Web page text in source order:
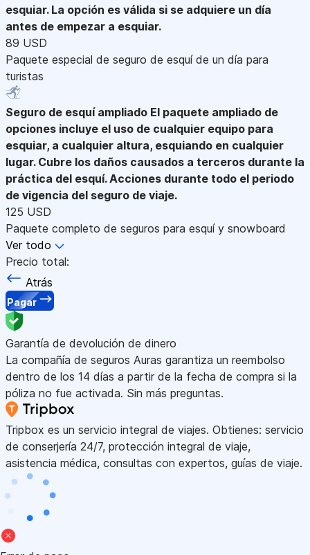
esquiar. La opción es válida si se adquiere un día
antes de empezar a esquiar.
89 USD
Paquete especial de seguro de esquí de un día para
turistas
Seguro de esquí ampliado El paquete ampliado de
opciones incluye el uso de cualquier equipo para
esquiar, a cualquier altura, esquiando en cualquier
lugar. Cubre los daños causados a terceros durante la
práctica del esquí. Acciones durante todo el periodo
de vigencia del seguro de viaje.
125 USD
Paquete completo de seguros para esquí y snowboard
Ver todo
Precio total:
Atrás
Pagar
Garantía de devolución de dinero
La compañía de seguros Auras garantiza un reembolso
dentro de los 14 días a partir de la fecha de compra si la
póliza no fue activada. Sin más preguntas.
Tripbox es un servicio integral de viajes. Obtienes: servicio
de conserjería 24/7, protección integral de viaje,
asistencia médica, consultas con expertos, guías de viaje.